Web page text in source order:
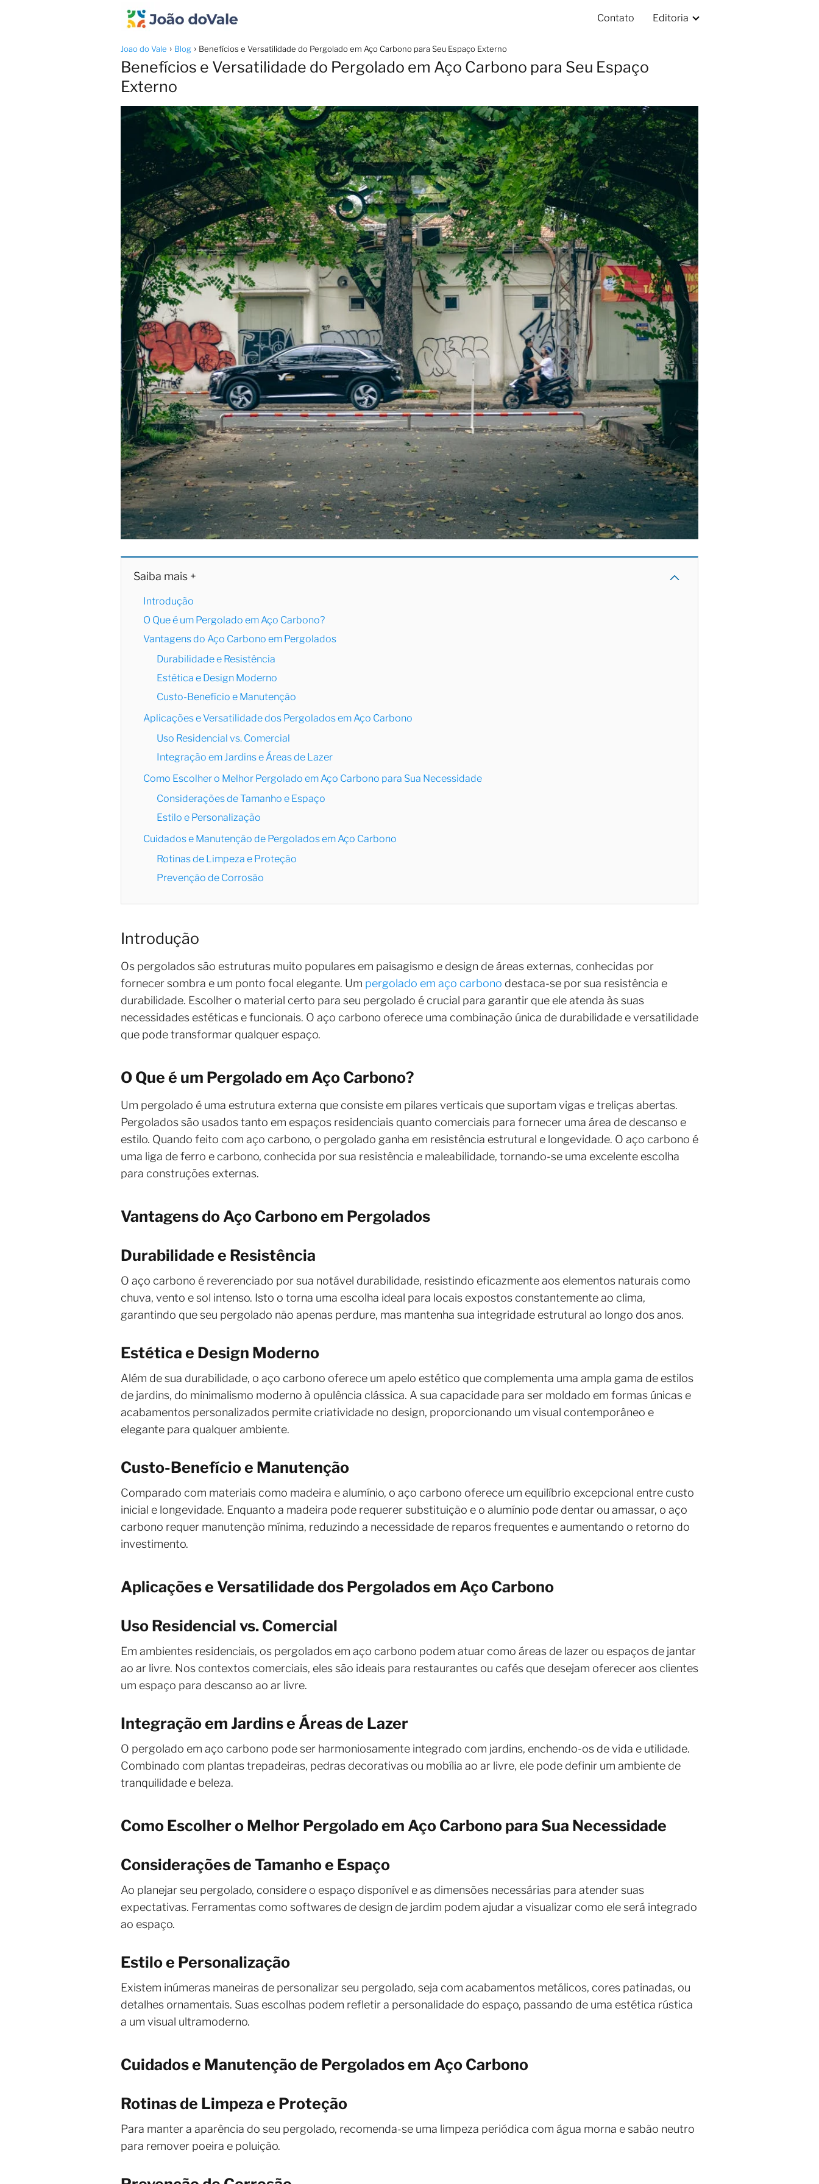
Contato Editoria
Joao do Vale Blog Benefícios e Versatilidade do Pergolado em Aço Carbono para Seu Espaço Externo
Benefícios e Versatilidade do Pergolado em Aço Carbono para Seu Espaço
Externo
Saiba mais +
Introdução
O Que é um Pergolado em Aço Carbono?
Vantagens do Aço Carbono em Pergolados
Durabilidade e Resistência
Estética e Design Moderno
Custo-Benefício e Manutenção
Aplicações e Versatilidade dos Pergolados em Aço Carbono
Uso Residencial vs. Comercial
Integração em Jardins e Áreas de Lazer
Como Escolher o Melhor Pergolado em Aço Carbono para Sua Necessidade
Considerações de Tamanho e Espaço
Estilo e Personalização
Cuidados e Manutenção de Pergolados em Aço Carbono
Rotinas de Limpeza e Proteção
Prevenção de Corrosão
Introdução
Os pergolados são estruturas muito populares em paisagismo e design de áreas externas, conhecidas por
fornecer sombra e um ponto focal elegante. Um pergolado em aço carbono destaca-se por sua resistência e
durabilidade. Escolher o material certo para seu pergolado é crucial para garantir que ele atenda às suas
necessidades estéticas e funcionais. O aço carbono oferece uma combinação única de durabilidade e versatilidade
que pode transformar qualquer espaço.
O Que é um Pergolado em Aço Carbono?
Um pergolado é uma estrutura externa que consiste em pilares verticais que suportam vigas e treliças abertas.
Pergolados são usados tanto em espaços residenciais quanto comerciais para fornecer uma área de descanso e
estilo. Quando feito com aço carbono, o pergolado ganha em resistência estrutural e longevidade. O aço carbono é
uma liga de ferro e carbono, conhecida por sua resistência e maleabilidade, tornando-se uma excelente escolha
para construções externas.
Vantagens do Aço Carbono em Pergolados
Durabilidade e Resistência
O aço carbono é reverenciado por sua notável durabilidade, resistindo eficazmente aos elementos naturais como
chuva, vento e sol intenso. Isto o torna uma escolha ideal para locais expostos constantemente ao clima,
garantindo que seu pergolado não apenas perdure, mas mantenha sua integridade estrutural ao longo dos anos.
Estética e Design Moderno
Além de sua durabilidade, o aço carbono oferece um apelo estético que complementa uma ampla gama de estilos
de jardins, do minimalismo moderno à opulência clássica. A sua capacidade para ser moldado em formas únicas e
acabamentos personalizados permite criatividade no design, proporcionando um visual contemporâneo e
elegante para qualquer ambiente.
Custo-Benefício e Manutenção
Comparado com materiais como madeira e alumínio, o aço carbono oferece um equilíbrio excepcional entre custo
inicial e longevidade. Enquanto a madeira pode requerer substituição e o alumínio pode dentar ou amassar, o aço
carbono requer manutenção mínima, reduzindo a necessidade de reparos frequentes e aumentando o retorno do
investimento.
Aplicações e Versatilidade dos Pergolados em Aço Carbono
Uso Residencial vs. Comercial
Em ambientes residenciais, os pergolados em aço carbono podem atuar como áreas de lazer ou espaços de jantar
ao ar livre. Nos contextos comerciais, eles são ideais para restaurantes ou cafés que desejam oferecer aos clientes
um espaço para descanso ao ar livre.
Integração em Jardins e Áreas de Lazer
O pergolado em aço carbono pode ser harmoniosamente integrado com jardins, enchendo-os de vida e utilidade.
Combinado com plantas trepadeiras, pedras decorativas ou mobília ao ar livre, ele pode definir um ambiente de
tranquilidade e beleza.
Como Escolher o Melhor Pergolado em Aço Carbono para Sua Necessidade
Considerações de Tamanho e Espaço
Ao planejar seu pergolado, considere o espaço disponível e as dimensões necessárias para atender suas
expectativas. Ferramentas como softwares de design de jardim podem ajudar a visualizar como ele será integrado
ao espaço.
Estilo e Personalização
Existem inúmeras maneiras de personalizar seu pergolado, seja com acabamentos metálicos, cores patinadas, ou
detalhes ornamentais. Suas escolhas podem refletir a personalidade do espaço, passando de uma estética rústica
a um visual ultramoderno.
Cuidados e Manutenção de Pergolados em Aço Carbono
Rotinas de Limpeza e Proteção
Para manter a aparência do seu pergolado, recomenda-se uma limpeza periódica com água morna e sabão neutro
para remover poeira e poluição.